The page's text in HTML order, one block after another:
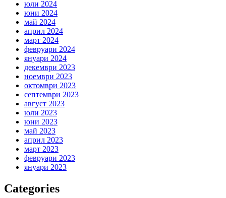
юли 2024
юни 2024
май 2024
април 2024
март 2024
февруари 2024
януари 2024
декември 2023
ноември 2023
октомври 2023
септември 2023
август 2023
юли 2023
юни 2023
май 2023
април 2023
март 2023
февруари 2023
януари 2023
Categories